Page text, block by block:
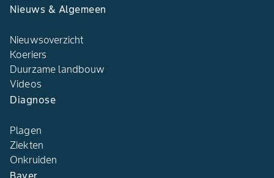
Nieuws & Algemeen
Nieuwsoverzicht
Koeriers
Duurzame landbouw
Videos
Diagnose
Plagen
Ziekten
Onkruiden
Bayer